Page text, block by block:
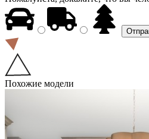
Похожие модели